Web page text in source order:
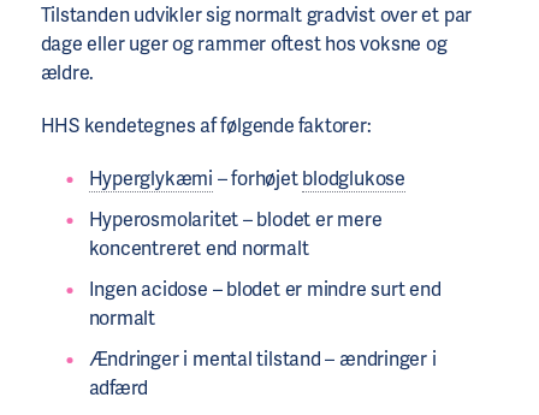
Tilstanden udvikler sig normalt gradvist over et par
dage eller uger og rammer oftest hos voksne og
ældre.
HHS kendetegnes af følgende faktorer:
Hyperglykæmi – forhøjetblodglukose
Hyperosmolaritet – blodet er mere
koncentreret end normalt
Ingen acidose – blodet er mindre surt end
normalt
Ændringer i mental tilstand – ændringer i
adfærd